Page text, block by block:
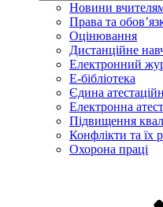
Новини
Права та
Оцінювання
Дистанційне
Електронний
E-бібліотека
Єдина
Електронна
Підвищення
Конфлікти та їх
Охорона праці